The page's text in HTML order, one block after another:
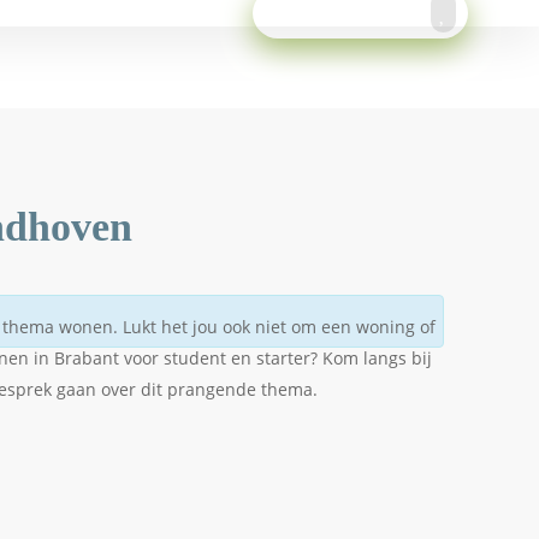
wonen. Lukt het jou ook niet om een woning of
in Brabant voor student en starter? Kom langs bij
gaan over dit prangende thema.